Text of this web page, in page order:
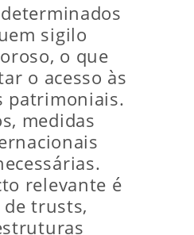
sigilo
o que
o acesso às
patrimoniais.
medidas
relevante é
trusts,